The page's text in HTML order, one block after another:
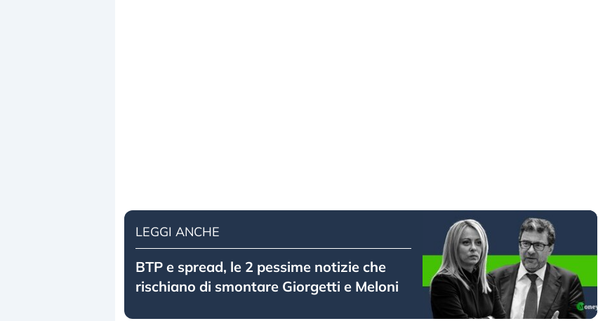
LEGGI ANCHE
BTP e spread, le 2 pessime notizie che
rischiano di smontare Giorgetti e Meloni